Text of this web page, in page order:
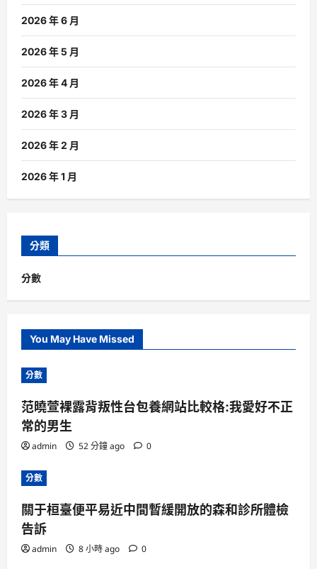
2026 年 6 月
2026 年 5 月
2026 年 4 月
2026 年 3 月
2026 年 2 月
2026 年 1 月
分類
分數
You May Have Missed
分數
范曉萱裸露背叛性台包養網站比較格:我愛好不正
常的男生
admin 52 分鐘 ago 0
分數
關于桓臺便平易近中間暫緩開放的森和診所體檢
告訴
admin 8 小時 ago 0